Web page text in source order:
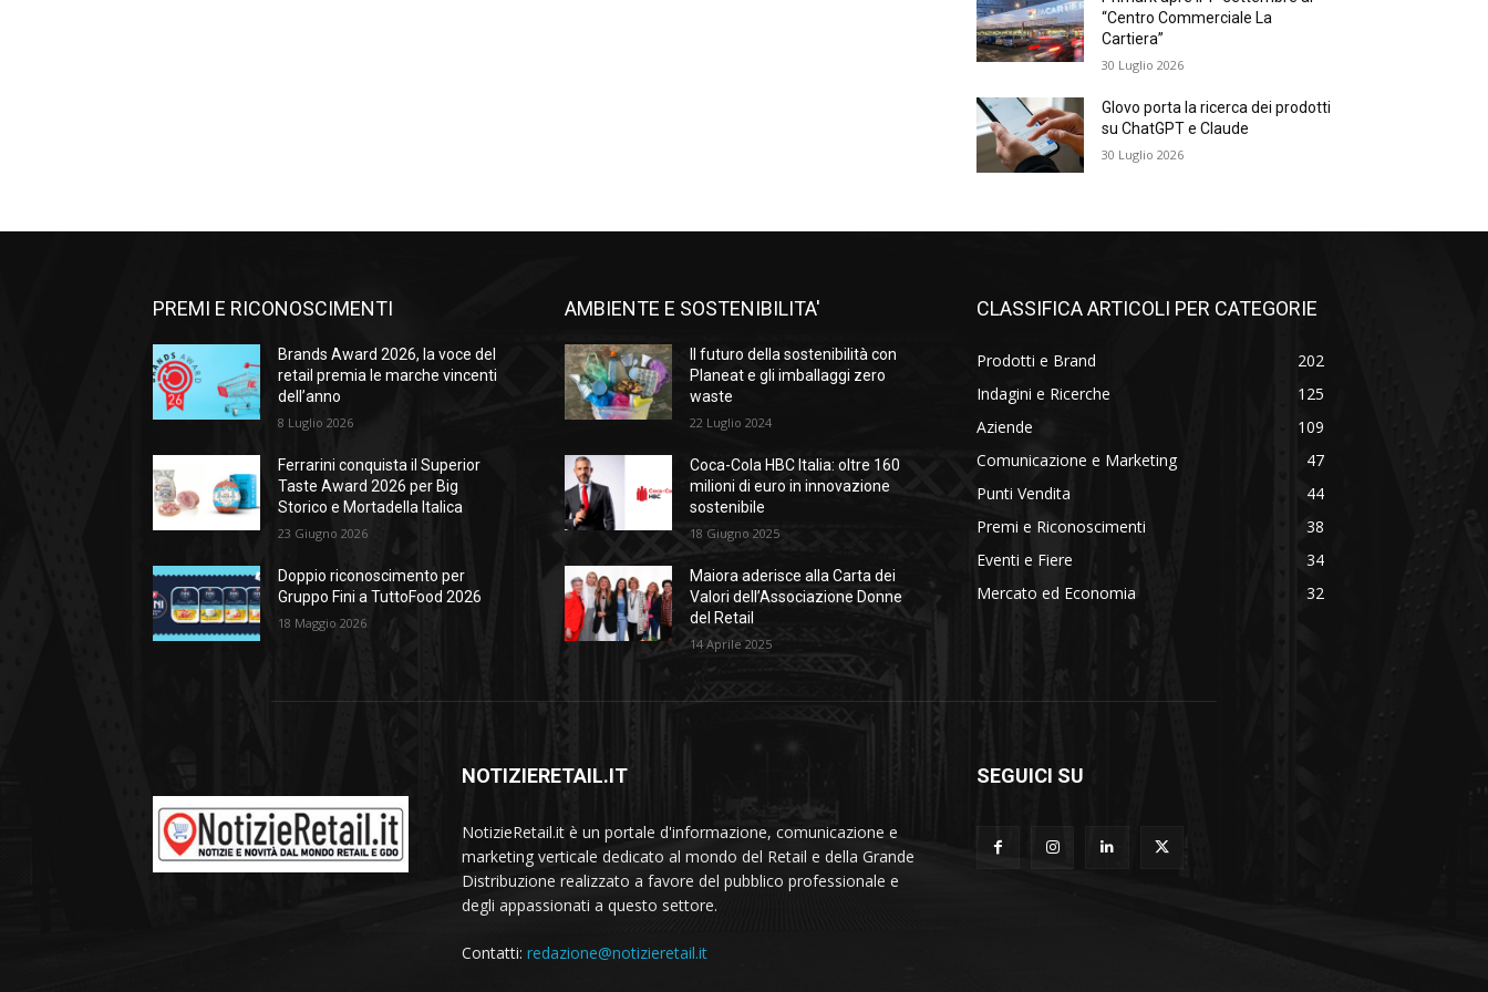
“Centro Commerciale La
Cartiera”
30 Luglio 2026
Glovo porta la ricerca dei prodotti
su ChatGPT e Claude
30 Luglio 2026
PREMI E RICONOSCIMENTI
Brands Award 2026, la voce del
retail premia le marche vincenti
dell’anno
8 Luglio 2026
Ferrarini conquista il Superior
Taste Award 2026 per Big
Storico e Mortadella Italica
23 Giugno 2026
Doppio riconoscimento per
Gruppo Fini a TuttoFood 2026
18 Maggio 2026
AMBIENTE E SOSTENIBILITA'
Il futuro della sostenibilità con
Planeat e gli imballaggi zero
waste
22 Luglio 2024
Coca-Cola HBC Italia: oltre 160
milioni di euro in innovazione
sostenibile
18 Giugno 2025
Maiora aderisce alla Carta dei
Valori dell’Associazione Donne
del Retail
14 Aprile 2025
CLASSIFICA ARTICOLI PER CATEGORIE
Prodotti e Brand
202
Indagini e Ricerche
125
Aziende
109
Comunicazione e Marketing
47
Punti Vendita
44
Premi e Riconoscimenti
38
Eventi e Fiere
34
Mercato ed Economia
32
NOTIZIERETAIL.IT
NotizieRetail.it è un portale d'informazione, comunicazione e
marketing verticale dedicato al mondo del Retail e della Grande
Distribuzione realizzato a favore del pubblico professionale e
degli appassionati a questo settore.
Contatti: redazione@notizieretail.it
SEGUICI SU